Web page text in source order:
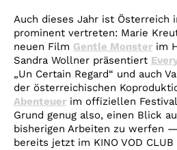
Auch dieses Jahr ist Österreich
prominent vertreten: Marie
neuen Film Gentle Monster im
Sandra Wollner präsentiert
„Un Certain Regard“ und auch
der österreichischen
Abenteuer im offiziellen
Grund genug also, einen Blick
bisherigen Arbeiten zu werfen
bereits jetzt im KINO VOD